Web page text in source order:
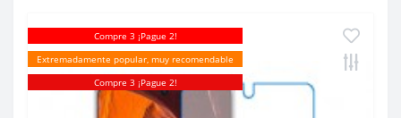
Compre 3 ¡Pague 2!
Extremadamente popular, muy recomendable
Compre 3 ¡Pague 2!